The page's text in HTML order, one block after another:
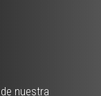
nuestra